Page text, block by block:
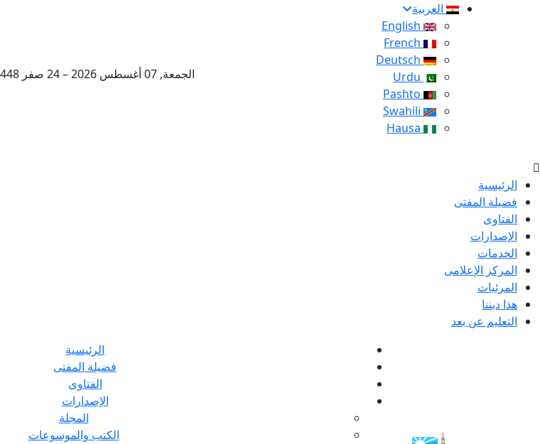
العربية
الجمعة, 07 أغسطس 2026 – 24 صفر 1448 هـ
الرئيسية
فضيلة المفتى
الفتاوى
الإصدارات
الخدمات
المركز الإعلامى
المرئيات
هذا ديننا
التعليم عن بعد
الرئيسية
فضيلة المفتى
الفتاوى
الإصدارات
المجلة
الكتب والموسوعات